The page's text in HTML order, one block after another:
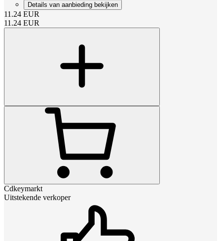
Details van aanbieding bekijken
11.24 EUR
11.24 EUR
Cdkeymarkt
Uitstekende verkoper